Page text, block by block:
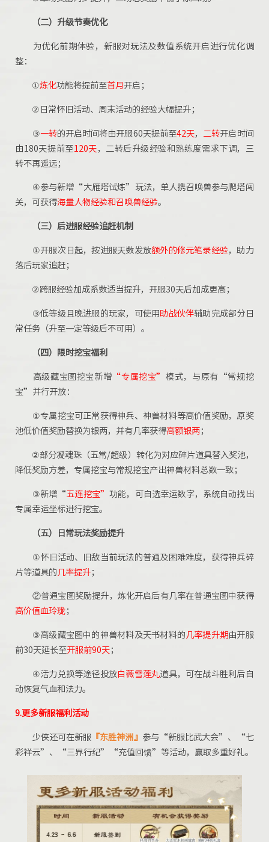
（二） 升级节奏优化
为优化前期体验，新服对玩法及数值系统开启进行优化调
整：
①炼化功能将提前至首月开启；
②日常怀旧活动、周末活动的经验大幅提升；
③一转的开启时间将由开服60天提前至42天， 二转开启时间
由180天提前至120天，二转后升级经验和熟练度需求下调，三
转不再遥远；
④参与新增“大雁塔试炼”玩法，单人携召唤兽参与爬塔闯
关，可获得海量人物经验和召唤兽经验。
（三）后进服经验追赶机制
①开服次日起，按进服天数发放额外的修元笔录经验，助力
落后玩家追赶；
②跨服经验加成系数适当提升，开服30天后加成更高；
③低等级且晚进服的玩家，可使用助战伙伴辅助完成部分日
常任务（升至一定等级后不可用）。
（四） 限时挖宝福利
高级藏宝图挖宝新增 “专属挖宝” 模式，与原有“常规挖
宝”并行开放：
①专属挖宝可正常获得神兵、神兽材料等高价值奖励，原奖
池低价值奖励替换为银两，并有几率获得高额银两；
②部分凝魂珠（五常/超级）转化为对应碎片道具替入奖池，
降低奖励方差，专属挖宝与常规挖宝产出神兽材料总数一致；
③新增“五连挖宝” 功能，可自选幸运数字，系统自动找出
专属幸运坐标进行挖宝。
（五） 日常玩法奖励提升
①怀旧活动、旧敌当前玩法的普通及困难难度，获得神兵碎
片等道具的几率提升；
②普通宝图奖励提升，炼化开启后有几率在普通宝图中获得
高价值血玲珑；
③高级藏宝图中的神兽材料及天书材料的几率提升期由开服
前30天延长至开服前90天；
④活力兑换等途径投放白薇雪莲丸道具，可在战斗胜利后自
动恢复气血和法力。
9.更多新服福利活动
少侠还可在新服 『东胜神洲』 参与“新服比武大会”、“七
彩祥云”、“三界行纪”“充值回馈”等活动，赢取多重好礼。